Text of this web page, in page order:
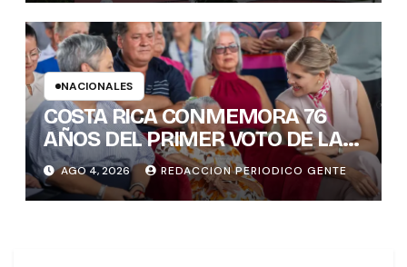
NACIONALES
COSTA RICA CONMEMORA 76
AÑOS DEL PRIMER VOTO DE LAS
MUJERES , INAMU BRINDA
HOMENAJE A UNA DE LAS
PRIMERAS MUJERES VOTANTES
AGO 4, 2026 REDACCION PERIODICO GENTE